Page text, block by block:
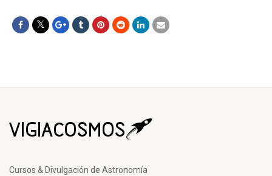
Cursos & Divulgación de Astronomía